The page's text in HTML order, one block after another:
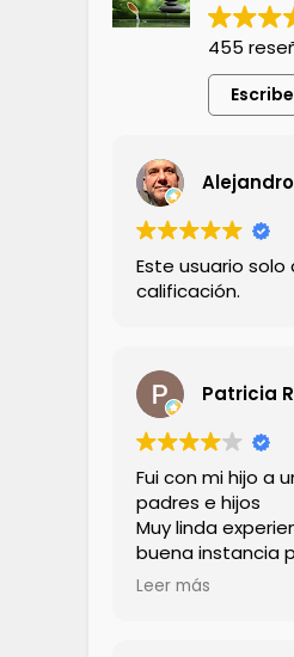
455
Este usuario solo
calificación.
Fui con mi hijo a
padres e hijos
Muy linda
buena instancia
compartir con los
Leer más